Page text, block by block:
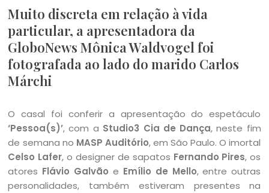
Muito discreta em relação à vida
particular, a apresentadora da
GloboNews Mônica Waldvogel foi
fotografada ao lado do marido Carlos
Márchi
O casal foi conferir a apresentação do espetáculo
‘Pessoa(s)’, com a Studio3 Cia de Dança, neste fim
de semana no MASP Auditório, em São Paulo. O imortal
Celso Lafer, o designer de sapatos Fernando Pires, os
atores Flávio Galvão e Emílio de Mello, entre outras
personalidades, também estiveram presentes na